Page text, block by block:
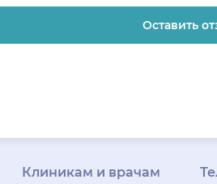
Оставить
Клиникам и врачам